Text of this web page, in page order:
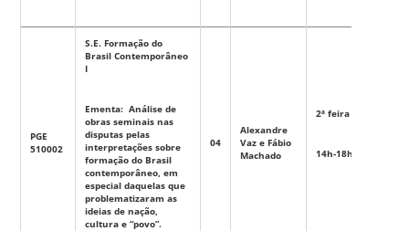
PGE
510002
S.E. Formação do
Brasil Contemporâneo
I
Ementa: Análise de
obras seminais nas
disputas pelas
interpretações sobre
formação do Brasil
contemporâneo, em
especial daquelas que
problematizaram as
ideias de nação,
cultura e “povo”.
04
Alexandre
Vaz e Fábio
Machado
2ª feira
14h-18h